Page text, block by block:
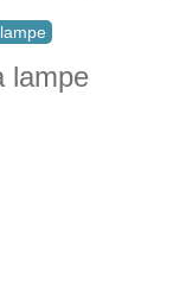
lampe